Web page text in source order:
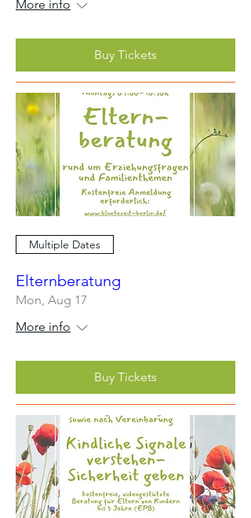
More info
Buy Tickets
Multiple Dates
Elternberatung
Mon, Aug 17
More info
Buy Tickets